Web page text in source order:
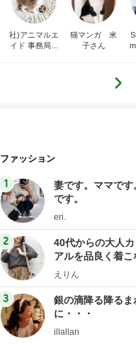
社)アニマルエ
イド 事務局＆
猫マンガ 米
子さん
ファッション
1
妻です。ママです
です。
eri.
2
40代からの大人
アルを品良く着こ
ファッションブロ
えりん
3
銀の滴降る降るま
に・・・
illallan